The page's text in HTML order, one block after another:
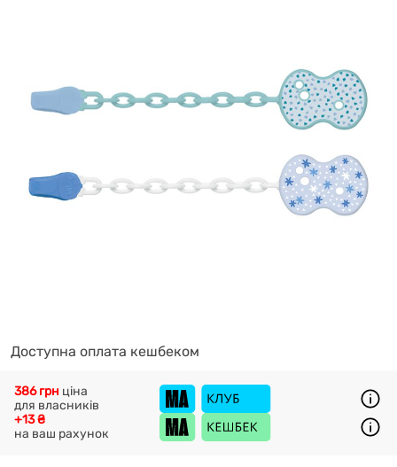
Доступна оплата кешбеком
+13 ₴
на ваш рахунок
386 грн ціна
для власників